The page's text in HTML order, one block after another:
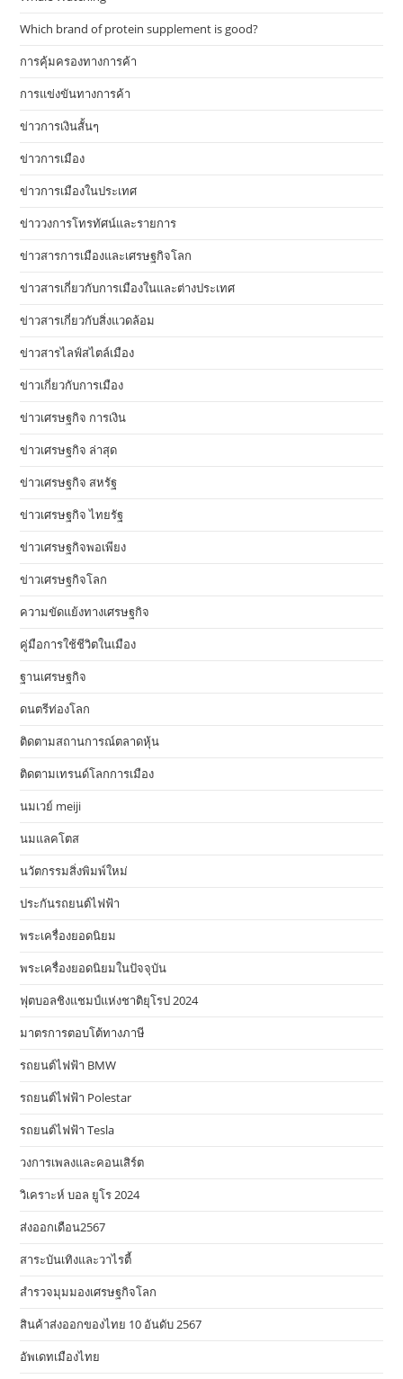
Which brand of protein supplement is good?
การคุ้มครองทางการค้า
การแข่งขันทางการค้า
ข่าวการเงินสั้นๆ
ข่าวการเมือง
ข่าวการเมืองในประเทศ
ข่าววงการโทรทัศน์และรายการ
ข่าวสารการเมืองและเศรษฐกิจโลก
ข่าวสารเกี่ยวกับการเมืองในและต่างประเทศ
ข่าวสารเกี่ยวกับสิ่งแวดล้อม
ข่าวสารไลฟ์สไตล์เมือง
ข่าวเกี่ยวกับการเมือง
ข่าวเศรษฐกิจ การเงิน
ข่าวเศรษฐกิจ ล่าสุด
ข่าวเศรษฐกิจ สหรัฐ
ข่าวเศรษฐกิจ ไทยรัฐ
ข่าวเศรษฐกิจพอเพียง
ข่าวเศรษฐกิจโลก
ความขัดแย้งทางเศรษฐกิจ
คู่มือการใช้ชีวิตในเมือง
ฐานเศรษฐกิจ
ดนตรีท่องโลก
ติดตามสถานการณ์ตลาดหุ้น
ติดตามเทรนด์โลกการเมือง
นมเวย์ meiji
นมแลคโตส
นวัตกรรมสิ่งพิมพ์ใหม่
ประกันรถยนต์ไฟฟ้า
พระเครื่องยอดนิยม
พระเครื่องยอดนิยมในปัจจุบัน
ฟุตบอลชิงแชมป์แห่งชาติยุโรป 2024
มาตรการตอบโต้ทางภาษี
รถยนต์ไฟฟ้า BMW
รถยนต์ไฟฟ้า Polestar
รถยนต์ไฟฟ้า Tesla
วงการเพลงและคอนเสิร์ต
วิเคราะห์ บอล ยูโร 2024
ส่งออกเดือน2567
สาระบันเทิงและวาไรตี้
สำรวจมุมมองเศรษฐกิจโลก
สินค้าส่งออกของไทย 10 อันดับ 2567
อัพเดทเมืองไทย